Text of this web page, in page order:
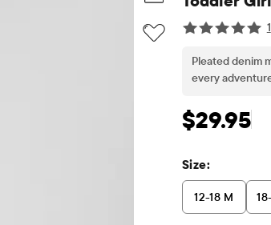
1
Pleated denim
every
Precio original:
$29.95
Size:
12-18 M